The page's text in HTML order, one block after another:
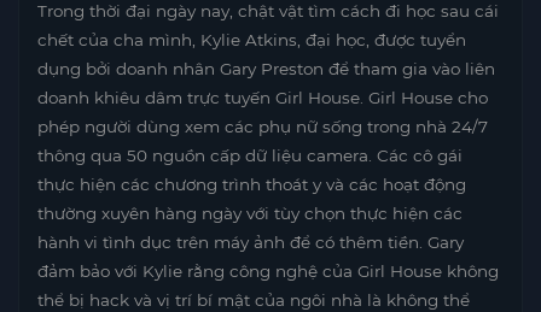
Trong thời đại ngày nay, chật vật tìm cách đi học sau cái
chết của cha mình, Kylie Atkins, đại học, được tuyển
dụng bởi doanh nhân Gary Preston để tham gia vào liên
doanh khiêu dâm trực tuyến Girl House. Girl House cho
phép người dùng xem các phụ nữ sống trong nhà 24/7
thông qua 50 nguồn cấp dữ liệu camera. Các cô gái
thực hiện các chương trình thoát y và các hoạt động
thường xuyên hàng ngày với tùy chọn thực hiện các
hành vi tình dục trên máy ảnh để có thêm tiền. Gary
đảm bảo với Kylie rằng công nghệ của Girl House không
thể bị hack và vị trí bí mật của ngôi nhà là không thể